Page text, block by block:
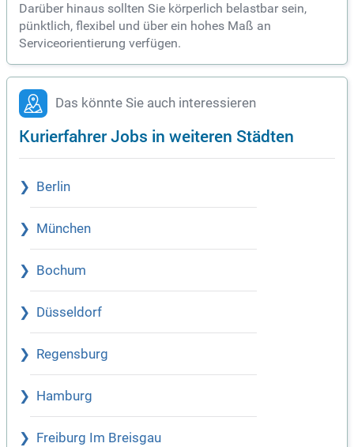
Darüber hinaus sollten Sie körperlich belastbar sein,
pünktlich, flexibel und über ein hohes Maß an
Serviceorientierung verfügen.
Das könnte Sie auch interessieren
Kurierfahrer Jobs in weiteren Städten
Berlin
München
Bochum
Düsseldorf
Regensburg
Hamburg
Freiburg Im Breisgau